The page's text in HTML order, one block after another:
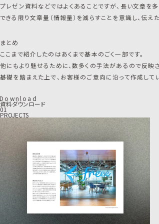
プレゼン資料などではよくあることですが、長い文章を多
できる限り文章量（情報量）を減らすことを意識し、伝え
まとめ
ここまで紹介したのはあくまで基本のごく一部です。
他にもより魅せるために、数多くの手法があるので反映さ
基礎を踏まえた上で、お客様のご意向に沿って作成して
D o wnlo a d
資料ダウンロード
01
PROJECTS